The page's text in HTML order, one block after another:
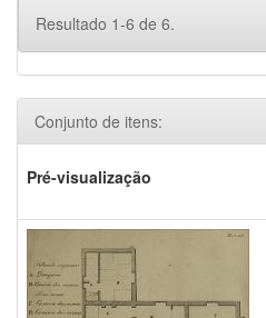
Resultado 1-6 de 6.
Conjunto de itens:
Pré-visualização